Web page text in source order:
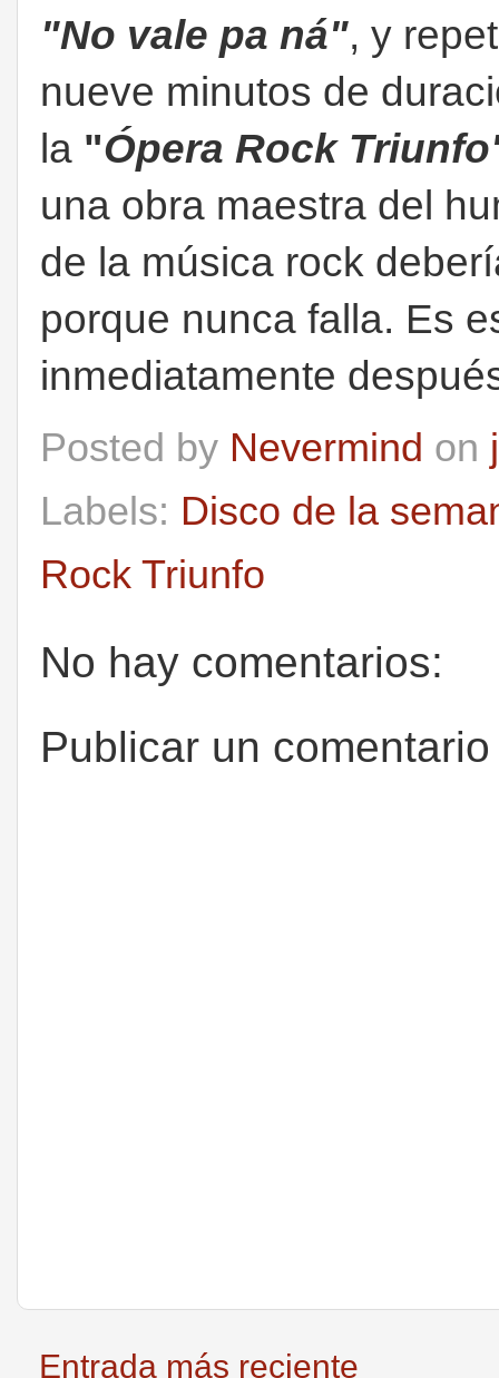
"No vale pa ná", y
nueve minutos de
la "Ópera Rock
una obra maestra del
de la música rock
porque nunca falla. Es
inmediatamente
Posted by Nevermind on
Labels: Disco de la
Rock Triunfo
No hay comentarios:
Publicar un comentario
Entrada más reciente